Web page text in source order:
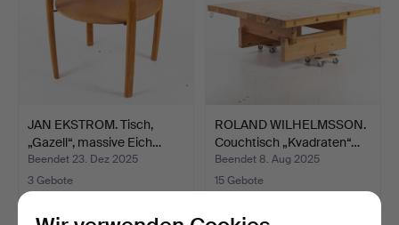
JAN EKSTROM. Tisch,
„Gazell“, massive Eich…
Beendet 23. Dez 2025
3 Gebote
ROLAND WILHELMSSON.
Couchtisch „Kvadraten“…
Beendet 8. Aug 2025
15 Gebote